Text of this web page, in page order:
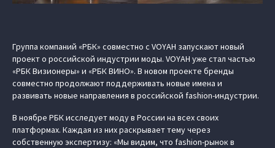
Группа компаний «РБК» совместно с VOYAH запускают новый
проект о российской индустрии моды. VOYAH уже стал частью
«РБК Визионеры» и «РБК ВИНО». В новом проекте бренды
совместно продолжают поддерживать новые имена и
развивать новые направления в российской fashion-индустрии.
В ноябре РБК исследует моду в России на всех своих
платформах. Каждая из них раскрывает тему через
собственную экспертизу: «Мы видим, что fashion-рынок в